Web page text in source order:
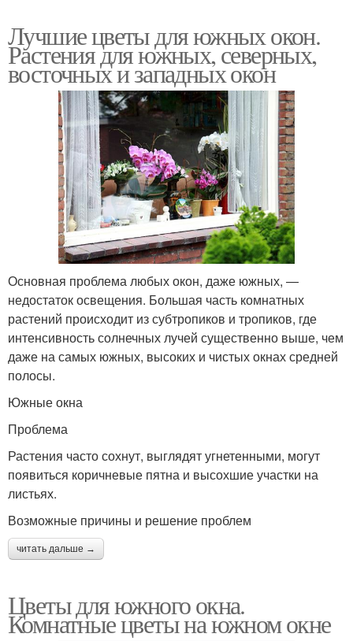
Лучшие цветы для южных окон.
Растения для южных, северных,
восточных и западных окон
Основная проблема любых окон, даже южных, —
недостаток освещения. Большая часть комнатных
растений происходит из субтропиков и тропиков, где
интенсивность солнечных лучей существенно выше, чем
даже на самых южных, высоких и чистых окнах средней
полосы.
Южные окна
Проблема
Растения часто сохнут, выглядят угнетенными, могут
появиться коричневые пятна и высохшие участки на
листьях.
Возможные причины и решение проблем
читать дальше →
Цветы для южного окна.
Комнатные цветы на южном окне